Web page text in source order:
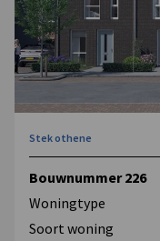
Stek othene
Bouwnummer 226
Woningtype
Soort woning